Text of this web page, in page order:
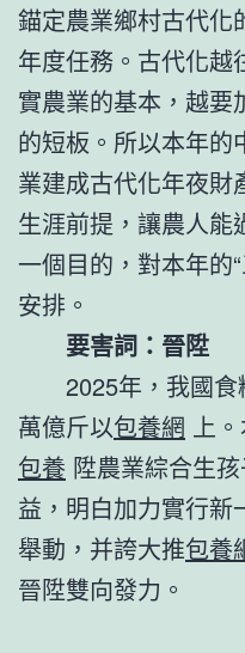
錨定農業鄉村古代化
年度任務。古代化越
實農業的基本，越要
的短板。所以本年的
業建成古代化年夜財
生涯前提，讓農人能
一個目的，對本年的
安排。
要害詞：晉陞
2025年，我國
萬億斤以包養網 上
包養 陞農業綜合生
益，明白加力實行新
舉動，并誇大推包養
晉陞雙向發力。